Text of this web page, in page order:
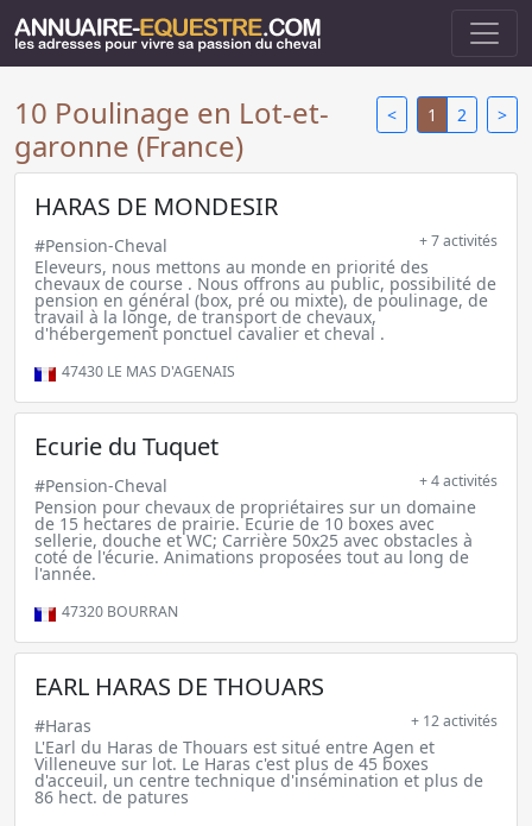
< 1 2 >
10 Poulinage en Lot-et-
garonne (France)
HARAS DE MONDESIR
#Pension-Cheval + 7 activités
Eleveurs, nous mettons au monde en priorité des
chevaux de course . Nous offrons au public, possibilité de
pension en général (box, pré ou mixte), de poulinage, de
travail à la longe, de transport de chevaux,
d'hébergement ponctuel cavalier et cheval .
47430 LE MAS D'AGENAIS
Ecurie du Tuquet
#Pension-Cheval + 4 activités
Pension pour chevaux de propriétaires sur un domaine
de 15 hectares de prairie. Ecurie de 10 boxes avec
sellerie, douche et WC; Carrière 50x25 avec obstacles à
coté de l'écurie. Animations proposées tout au long de
l'année.
47320 BOURRAN
EARL HARAS DE THOUARS
#Haras + 12 activités
L'Earl du Haras de Thouars est situé entre Agen et
Villeneuve sur lot. Le Haras c'est plus de 45 boxes
d'acceuil, un centre technique d'insémination et plus de
86 hect. de patures